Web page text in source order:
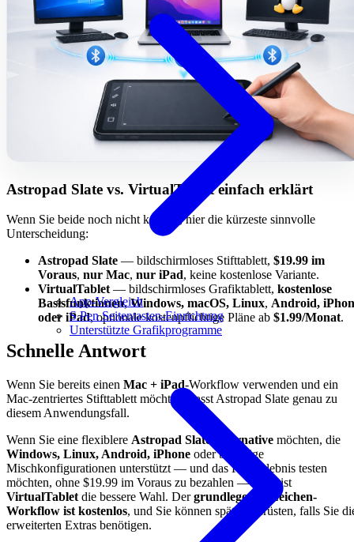
App-Vergleich
S Pen Seitentasten-Einrichtung
Unterstützte Grafikprogramme
Astropad Slate vs. VirtualTablet einfach erklärt
Wenn Sie beide noch nicht kennen, hier die kürzeste sinnvolle
Unterscheidung:
Astropad Slate — bildschirmloses Stifttablett, $19.99 im
Voraus, nur Mac, nur iPad, keine kostenlose Variante.
VirtualTablet— bildschirmloses Grafiktablett, kostenlose
Basisfunktionen,Windows, macOS, Linux, Android,
oder iPad, optionale kostenpflichtige Pläne ab $1.99/Monat.
Schnelle Antwort
Wenn Sie bereits einen Mac + iPad-Workflow verwenden und ein
Mac-zentriertes Stifttablett möchten, passt Astropad Slate genau zu
diesem Anwendungsfall.
Wenn Sie eine flexiblere Astropad Slate Alternative möchten, die
Windows, Linux, Android, iPhone oder beliebige
Mischkonfigurationen unterstützt — und das Kernerlebnis testen
möchten, ohne $19.99 im Voraus zu bezahlen — dann ist
VirtualTablet die bessere Wahl. Dergrundlegende Zeichen-
Workflow ist kostenlos, und Sie können später aufrüsten, falls Sie
erweiterten Extras benötigen.